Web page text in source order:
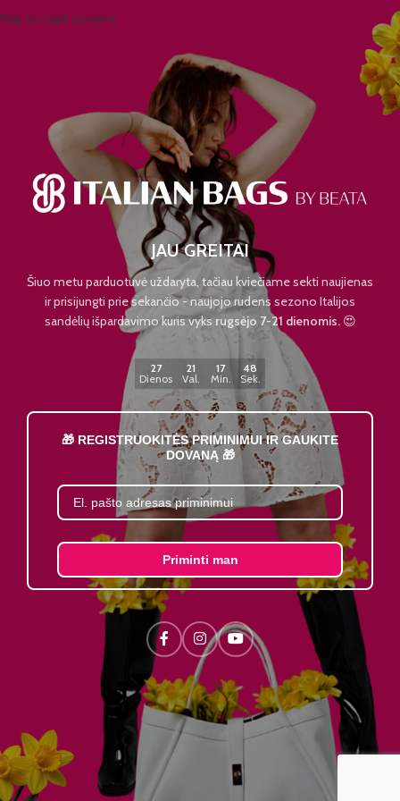
Skip to main content
JAU GREITAI
Šiuo metu parduotuvė uždaryta, tačiau kviečiame sekti naujienas
ir prisijungti prie sekančio - naujojo rudens sezono Italijos
sandėlių išpardavimo kuris vyks rugsėjo 7-21 dienomis.😍
27
Dienos
21
Val.
17
Min.
48
Sek.
🎁 REGISTRUOKITĖS PRIMINIMUI IR GAUKITE
DOVANĄ 🎁
Priminti man